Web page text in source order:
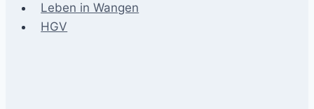
Leben in Wangen
HGV